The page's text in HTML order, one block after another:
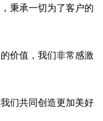
秉承一切为了客户的
价值，我们非常感激
们共同创造更加美好